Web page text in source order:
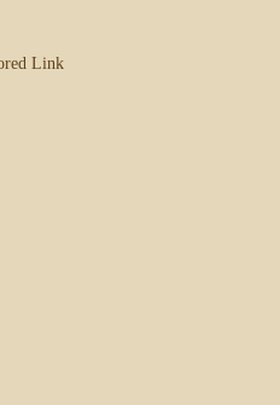
Link